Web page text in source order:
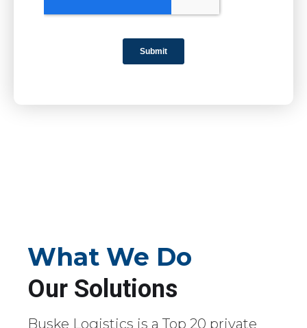
What We Do
Our Solutions
Buske Logistics is a Top 20 private